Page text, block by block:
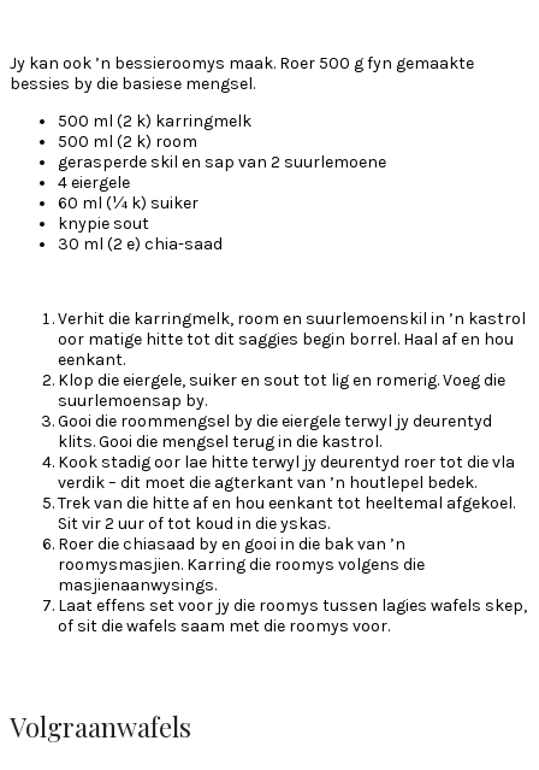
Jy kan ook ’n bessieroomys maak. Roer 500 g fyn gemaakte
bessies by die basiese mengsel.
500 ml (2 k) karringmelk
500 ml (2 k) room
gerasperde skil en sap van 2 suurlemoene
4 eiergele
60 ml (¼ k) suiker
knypie sout
30 ml (2 e) chia-saad
Verhit die karringmelk, room en suurlemoenskil in ’n kastrol
oor matige hitte tot dit saggies begin borrel. Haal af en hou
eenkant.
Klop die eiergele, suiker en sout tot lig en romerig. Voeg die
suurlemoensap by.
Gooi die roommengsel by die eiergele terwyl jy deurentyd
klits. Gooi die mengsel terug in die kastrol.
Kook stadig oor lae hitte terwyl jy deurentyd roer tot die vla
verdik – dit moet die agterkant van ’n houtlepel bedek.
Trek van die hitte af en hou eenkant tot heeltemal afgekoel.
Sit vir 2 uur of tot koud in die yskas.
Roer die chiasaad by en gooi in die bak van ’n
roomysmasjien. Karring die roomys volgens die
masjienaanwysings.
Laat effens set voor jy die roomys tussen lagies wafels skep,
of sit die wafels saam met die roomys voor.
Volgraanwafels